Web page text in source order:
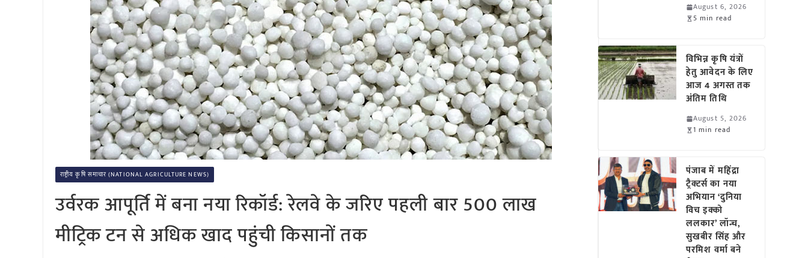
राष्ट्रीय कृषि समाचार (NATIONAL AGRICULTURE NEWS)
उर्वरक आपूर्ति में बना नया रिकॉर्ड: रेलवे के जरिए पहली बार 500 लाख
मीट्रिक टन से अधिक खाद पहुंची किसानों तक
August 6, 2026
5 min read
विभिन्न कृषि यंत्रों
हेतु आवेदन के लिए
आज 4 अगस्त तक
अंतिम तिथि
August 5, 2026
1 min read
पंजाब में महिंद्रा
ट्रैक्टर्स का नया
अभियान ‘दुनिया
विच इक्को
ललकार’ लॉन्च,
सुखबीर सिंह और
परमिश वर्मा बने